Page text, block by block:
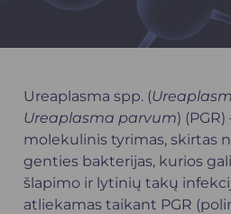
Ureaplasma spp. (
Ureaplasma parvum)
molekulinis tyrimas, skirtas
genties bakterijas, kurios
šlapimo ir lytinių takų
atliekamas taikant PGR